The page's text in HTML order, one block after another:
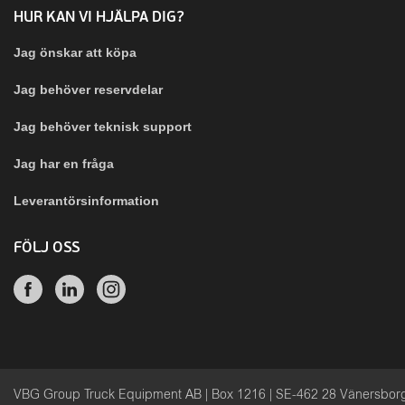
HUR KAN VI HJÄLPA DIG?
Jag önskar att köpa
Jag behöver reservdelar
Jag behöver teknisk support
Jag har en fråga
Leverantörsinformation
FÖLJ OSS
VBG Group Truck Equipment AB | Box 1216 | SE-462 28